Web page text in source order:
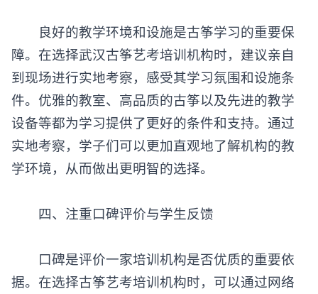
良好的教学环境和设施是古筝学习的重要保
障。在选择武汉古筝艺考培训机构时，建议亲自
到现场进行实地考察，感受其学习氛围和设施条
件。优雅的教室、高品质的古筝以及先进的教学
设备等都为学习提供了更好的条件和支持。通过
实地考察，学子们可以更加直观地了解机构的教
学环境，从而做出更明智的选择。
四、注重口碑评价与学生反馈
口碑是评价一家培训机构是否优质的重要依
据。在选择古筝艺考培训机构时，可以通过网络